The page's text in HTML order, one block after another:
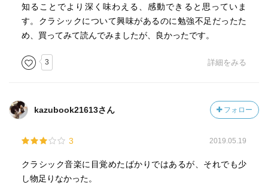
知ることでより深く味わえる、感動できると思っていま
す。クラシックについて興味があるのに勉強不足だったた
め、買ってみて読んでみましたが、良かったです。
3 詳細をみる
kazubook21613さん フォロー
3 2019.05.19
クラシック音楽に目覚めたばかりではあるが、それでも少
し物足りなかった。